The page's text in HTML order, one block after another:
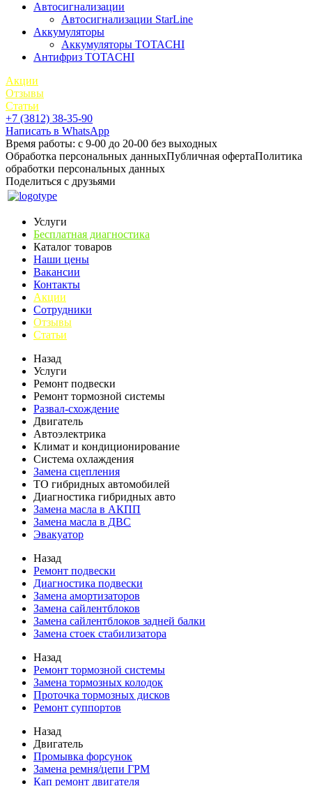
Автосигнализации
Автосигнализации StarLine
Аккумуляторы
Аккумуляторы TOTACHI
Антифриз TOTACHI
Акции
Отзывы
Статьи
+7 (3812) 38-35-90
Написать в WhatsApp
Время работы: с 9-00 до 20-00 без выходных
Обработка персональных данныхПубличная офертаПолитика
обработки персональных данных
Поделиться с друзьями
Услуги
Бесплатная диагностика
Каталог товаров
Наши цены
Вакансии
Контакты
Акции
Сотрудники
Отзывы
Статьи
Назад
Услуги
Ремонт подвески
Ремонт тормозной системы
Развал-схождение
Двигатель
Автоэлектрика
Климат и кондиционирование
Система охлаждения
Замена сцепления
ТО гибридных автомобилей
Диагностика гибридных авто
Замена масла в АКПП
Замена масла в ДВС
Эвакуатор
Назад
Ремонт подвески
Диагностика подвески
Замена амортизаторов
Замена сайлентблоков
Замена сайлентблоков задней балки
Замена стоек стабилизатора
Назад
Ремонт тормозной системы
Замена тормозных колодок
Проточка тормозных дисков
Ремонт суппортов
Назад
Двигатель
Промывка форсунок
Замена ремня/цепи ГРМ
Кап ремонт двигателя